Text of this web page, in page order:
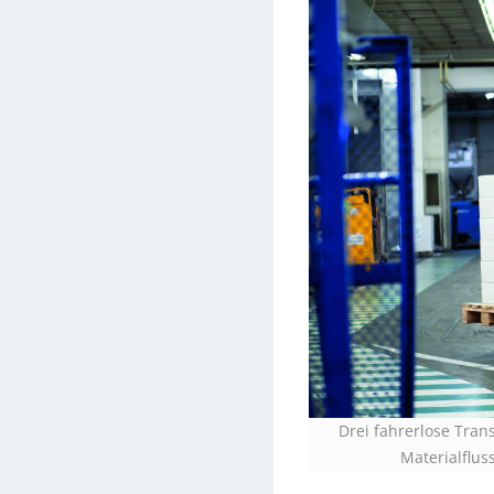
Drei fahrerlose